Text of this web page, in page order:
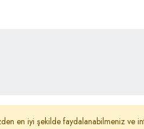
Politikası KVKK
en iyi şekilde faydalanabilmeniz ve